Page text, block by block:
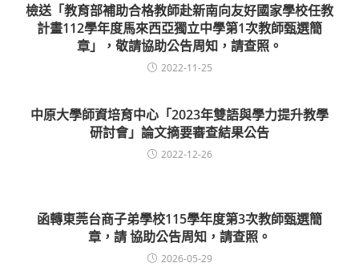
檢送「教育部補助合格教師赴新南向友好國家學校任教
計畫112學年度馬來西亞獨立中學第1次教師甄選簡
章」，敬請協助公告周知，請查照。
2022-11-25
中原大學師資培育中心「2023年雙語與學力提升教學
研討會」論文摘要審查結果公告
2022-12-26
函轉東莞台商子弟學校115學年度第3次教師甄選簡
章，請 協助公告周知，請查照。
2026-05-29